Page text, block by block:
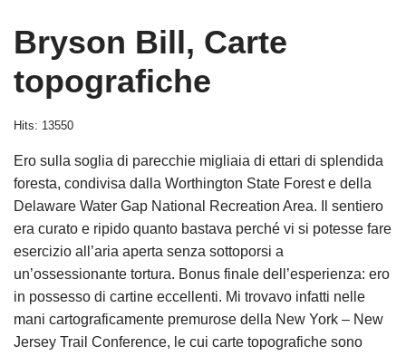
Bryson Bill, Carte
topografiche
Hits: 13550
Ero sulla soglia di parecchie migliaia di ettari di splendida
foresta, condivisa dalla Worthington State Forest e della
Delaware Water Gap National Recreation Area. Il sentiero
era curato e ripido quanto bastava perché vi si potesse fare
esercizio all’aria aperta senza sottoporsi a
un’ossessionante tortura. Bonus finale dell’esperienza: ero
in possesso di cartine eccellenti. Mi trovavo infatti nelle
mani cartograficamente premurose della New York – New
Jersey Trail Conference, le cui carte topografiche sono